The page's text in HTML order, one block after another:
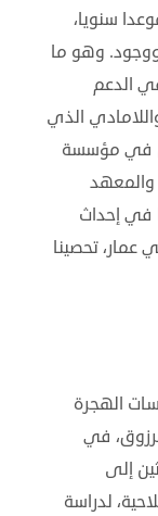
سنويا،
ووجود. وهو ما
الدعم
الذي
في مؤسسة
والمعهد
في إحداث
عمار، تحصينا
الهجرة
في
إلى
لدراسة